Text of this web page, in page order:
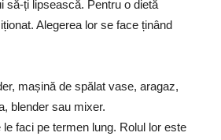
să-ți lipsească. Pentru o dietă
Alegerea lor se face ținând
mașină de spălat vase, aragaz,
blender sau mixer.
faci pe termen lung. Rolul lor este